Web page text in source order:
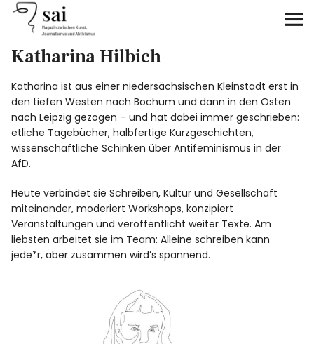
sai
Unterstützen
Klimagerechtigkeit
Antirassismus
Feminismen
Kunst&Literatur
Generation XYZ
Katharina Hilbich
Katharina ist aus einer niedersächsischen Kleinstadt erst in
den tiefen Westen nach Bochum und dann in den Osten
nach Leipzig gezogen – und hat dabei immer geschrieben:
etliche Tagebücher, halbfertige Kurzgeschichten,
wissenschaftliche Schinken über Antifeminismus in der
AfD.
Heute verbindet sie Schreiben, Kultur und Gesellschaft
miteinander, moderiert Workshops, konzipiert
Veranstaltungen und veröffentlicht weiter Texte. Am
liebsten arbeitet sie im Team: Alleine schreiben kann
jede*r, aber zusammen wird’s spannend.